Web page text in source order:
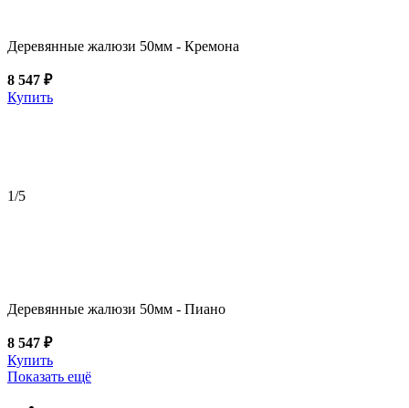
Деревянные жалюзи 50мм - Кремона
8 547 ₽
Купить
1/5
Деревянные жалюзи 50мм - Пиано
8 547 ₽
Купить
Показать ещё